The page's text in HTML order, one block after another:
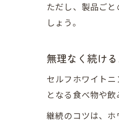
ただし、製品ご
しょう。
無理なく続け
セルフホワイト
となる食べ物や
継続のコツは、